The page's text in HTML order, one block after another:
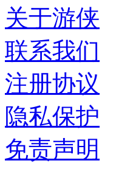
关于游侠
联系我们
注册协议
隐私保护
免责声明